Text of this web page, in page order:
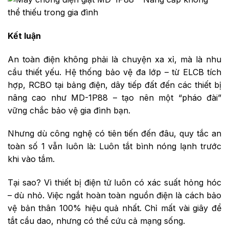
Kết luận
An toàn điện không phải là chuyện xa xỉ, mà là nhu
cầu thiết yếu. Hệ thống bảo vệ đa lớp – từ ELCB tích
hợp, RCBO tại bảng điện, dây tiếp đất đến các thiết bị
nâng cao như MD-1P88 – tạo nên một “pháo đài”
vững chắc bảo vệ gia đình bạn.
Nhưng dù công nghệ có tiên tiến đến đâu, quy tắc an
toàn số 1 vẫn luôn là: Luôn tắt bình nóng lạnh trước
khi vào tắm.
Tại sao? Vì thiết bị điện tử luôn có xác suất hỏng hóc
– dù nhỏ. Việc ngắt hoàn toàn nguồn điện là cách bảo
vệ bản thân 100% hiệu quả nhất. Chỉ mất vài giây để
tắt cầu dao, nhưng có thể cứu cả mạng sống.